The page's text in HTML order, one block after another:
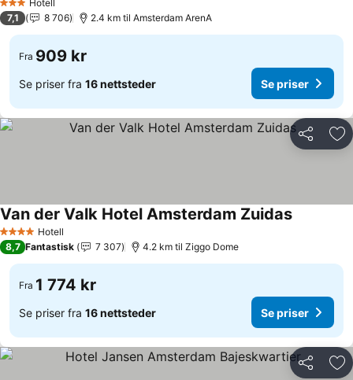
3 StjernerHotell
7,1 8 706 2.4 km til Amsterdam ArenA
Fra 909 kr
Se priser fra 16 nettsteder Se priser
Del
4 StjernerHotell
Van der Valk Hotel Amsterdam Zuidas
8,7 Fantastisk 7 307 4.2 km til Ziggo Dome
Fra 1 774 kr
Se priser fra 16 nettsteder Se priser
Del